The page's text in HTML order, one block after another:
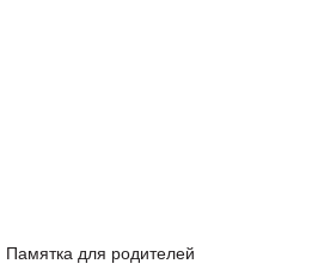
Памятка для родителей